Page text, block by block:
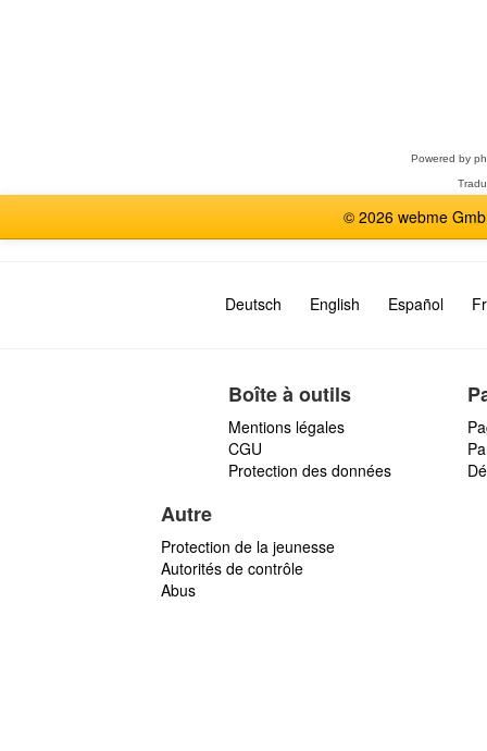
Powered by
© 2026 webme
Deutsch English Español
Boîte à outils
Mentions légales
CGU
Protection des données
Autre
Protection de la jeunesse
Autorités de contrôle
Abus